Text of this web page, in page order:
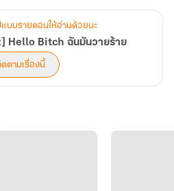
แบบรายตอนให้อ่านด้วยนะ
Hello Bitch ฉันมันวายร้าย
ตามเรื่องนี้